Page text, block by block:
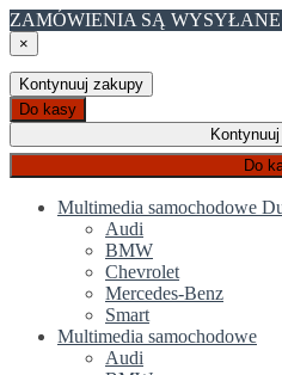
ZAMÓWIENIA SĄ
×
Kontynuuj zakupy
Do kasy
Do
Multimedia samochodowe
Audi
BMW
Chevrolet
Mercedes-Benz
Smart
Multimedia samochodowe
Audi